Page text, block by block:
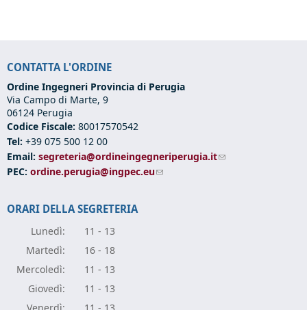
CONTATTA L'ORDINE
Ordine Ingegneri Provincia di Perugia
Via Campo di Marte, 9
06124 Perugia
Codice Fiscale: 80017570542
Tel: +39 075 500 12 00
Email: segreteria@ordineingegneriperugia.it(link sends e-mail)
PEC: ordine.perugia@ingpec.eu(link sends e-mail)
ORARI DELLA SEGRETERIA
Lunedì:
11 - 13
Martedì:
16 - 18
Mercoledì:
11 - 13
Giovedì:
11 - 13